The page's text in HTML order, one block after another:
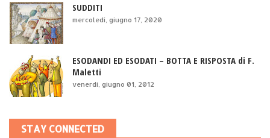
SUDDITI
mercoledì, giugno 17, 2020
ESODANDI ED ESODATI – BOTTA E RISPOSTA di F.
Maletti
venerdì, giugno 01, 2012
STAY CONNECTED